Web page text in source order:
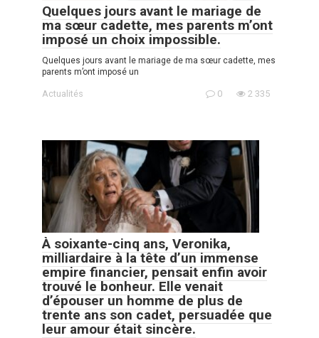
Quelques jours avant le mariage de
ma sœur cadette, mes parents m’ont
imposé un choix impossible.
Quelques jours avant le mariage de ma sœur cadette, mes
parents m’ont imposé un
Actualités 0 2 335
À soixante-cinq ans, Veronika,
milliardaire à la tête d’un immense
empire financier, pensait enfin avoir
trouvé le bonheur. Elle venait
d’épouser un homme de plus de
trente ans son cadet, persuadée que
leur amour était sincère.